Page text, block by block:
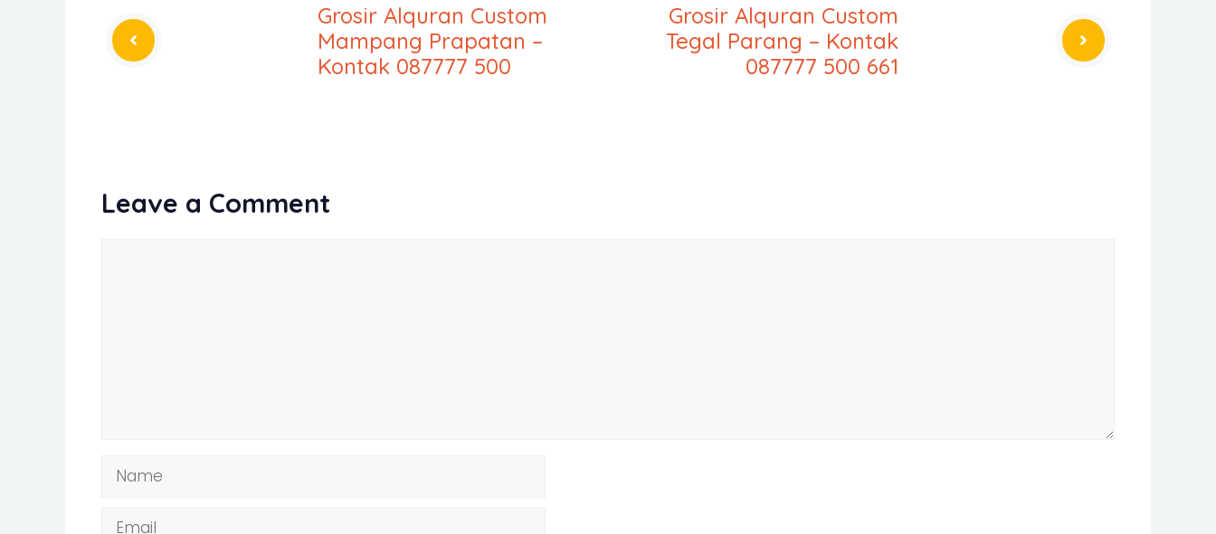
Grosir Alquran Custom
Mampang Prapatan –
Kontak 087777 500
Grosir Alquran Custom
Tegal Parang – Kontak
087777 500 661
Leave a Comment
Name
Email